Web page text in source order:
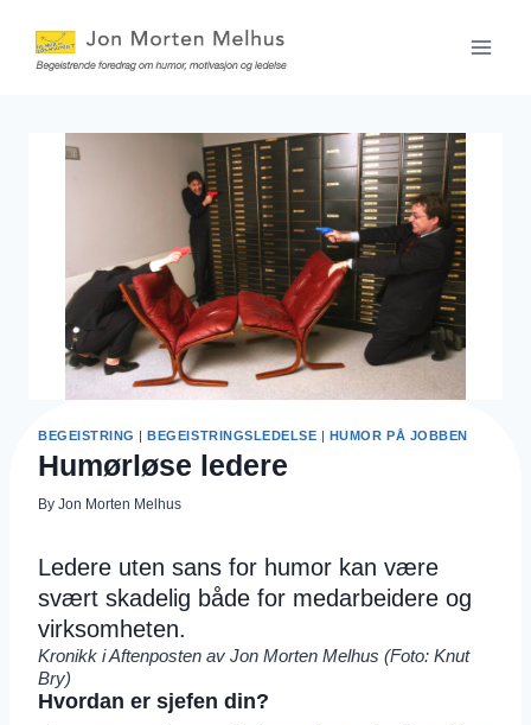
content
BEGEISTRING |BEGEISTRINGSLEDELSE | HUMOR PÅ JOBBEN
Humørløse ledere
By Jon Morten Melhus
Ledere uten sans for humor kan være
svært skadelig både for medarbeidere og
virksomheten.
Kronikk i Aftenposten av Jon Morten Melhus (Foto: Knut
Bry)
Hvordan er sjefen din?